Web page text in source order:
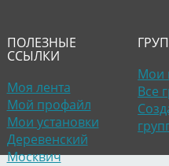
ПОЛЕЗНЫЕ
ССЫЛКИ
Моя лента
Мой профайл
Мои установки
Деревенский
Москвич
Мои
Все